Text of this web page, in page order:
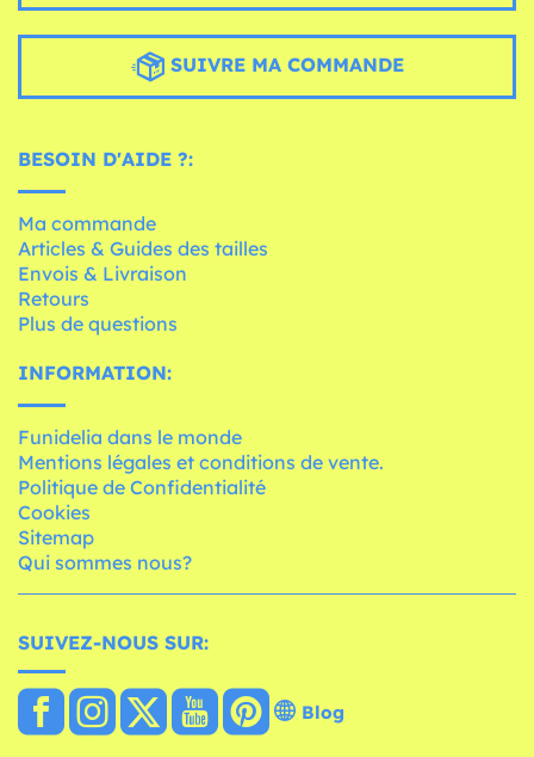
SUIVRE MA COMMANDE
BESOIN D'AIDE ?:
Ma commande
Articles & Guides des tailles
Envois & Livraison
Retours
Plus de questions
INFORMATION:
Funidelia dans le monde
Mentions légales et conditions de vente.
Politique de Confidentialité
Cookies
Sitemap
Qui sommes nous?
SUIVEZ-NOUS SUR:
Blog